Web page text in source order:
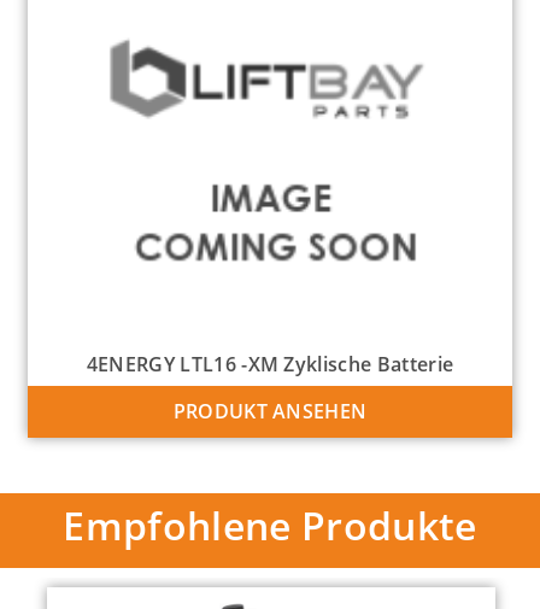
4ENERGY LTL16 -XM Zyklische Batterie
PRODUKT ANSEHEN
Empfohlene Produkte